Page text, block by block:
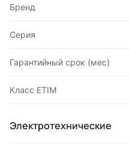
Бренд
Серия
Гарантийный срок (мес)
Класс ETIM
Электротехнические